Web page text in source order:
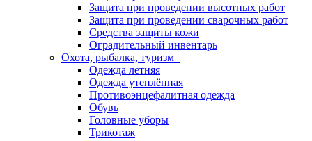
Защита при проведении высотных работ
Защита при проведении сварочных работ
Средства защиты кожи
Оградительный инвентарь
Охота, рыбалка, туризм
Одежда летняя
Одежда утеплённая
Противоэнцефалитная одежда
Обувь
Головные уборы
Трикотаж